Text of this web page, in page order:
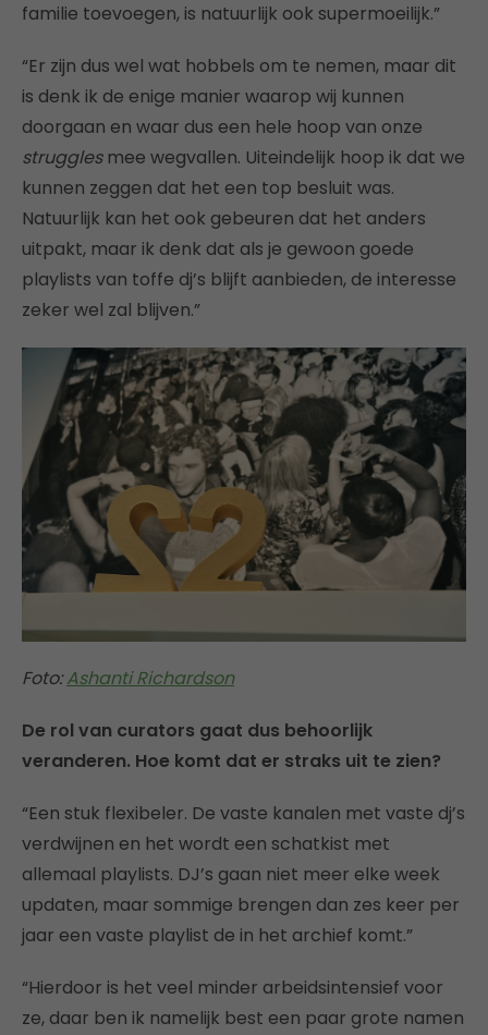
familie toevoegen, is natuurlijk ook supermoeilijk.”
“Er zijn dus wel wat hobbels om te nemen, maar dit
is denk ik de enige manier waarop wij kunnen
doorgaan en waar dus een hele hoop van onze
strugglesmee wegvallen. Uiteindelijk hoop ik dat we
kunnen zeggen dat het een top besluit was.
Natuurlijk kan het ook gebeuren dat het anders
uitpakt, maar ik denk dat als je gewoon goede
playlists van toffe dj’s blijft aanbieden, de interesse
zeker wel zal blijven.”
Foto:Ashanti Richardson
De rol van curators gaat dus behoorlijk
veranderen. Hoe komt dat er straks uit te zien?
“Een stuk flexibeler. De vaste kanalen met vaste dj’s
verdwijnen en het wordt een schatkist met
allemaal playlists. DJ’s gaan niet meer elke week
updaten, maar sommige brengen dan zes keer per
jaar een vaste playlist de in het archief komt.”
“Hierdoor is het veel minder arbeidsintensief voor
ze, daar ben ik namelijk best een paar grote namen